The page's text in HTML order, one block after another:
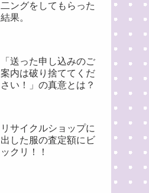
二ングをしてもらった
結果。
「送った申し込みのご
案内は破り捨ててくだ
さい！」の真意とは？
リサイクルショップに
出した服の査定額にビ
ックリ！！